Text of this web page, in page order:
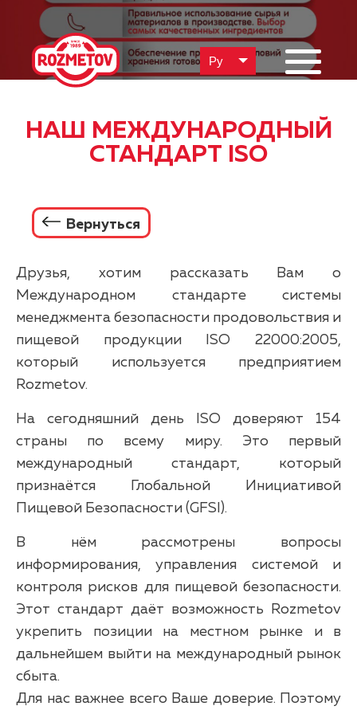
Ру
НАШ МЕЖДУНАРОДНЫЙ
СТАНДАРТ ISO
Вернуться
Друзья, хотим рассказать Вам о
Международном стандарте системы
менеджмента безопасности продовольствия и
пищевой продукции ISO 22000:2005,
который используется предприятием
Rozmetov.
На сегодняшний день ISO доверяют 154
страны по всему миру. Это первый
международный стандарт, который
признаётся Глобальной Инициативой
Пищевой Безопасности (GFSI).
В нём рассмотрены вопросы
информирования, управления системой и
контроля рисков для пищевой безопасности.
Этот стандарт даёт возможность Rozmetov
укрепить позиции на местном рынке и в
дальнейшем выйти на международный рынок
сбыта.
Для нас важнее всего Ваше доверие. Поэтому